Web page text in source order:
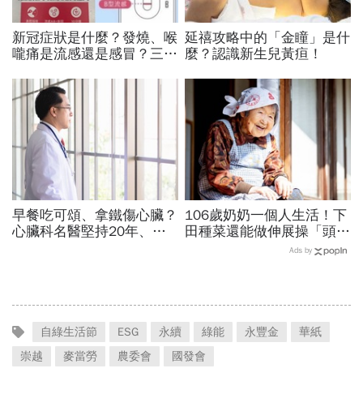
新冠症狀是什麼？發燒、喉
嚨痛是流感還是感冒？三合
賣？3大APP秒查庫存
延禧攻略中的「金瞳」是什
麼？認識新生兒黃疸！
早餐吃可頌、拿鐵傷心臟？
心臟科名醫堅持20年、早
106歲奶奶一個人生活！下
田種菜還能做伸展操「頭貼
腿」...公開8個健康長壽秘
Ads by
自綠生活節 ESG 永續 綠能 永豐金
華紙
崇越
麥當勞 農委會 國發會